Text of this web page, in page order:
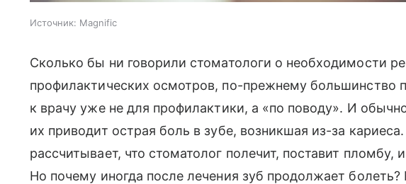
Источник: Magnific
Сколько бы ни говорили стоматологи о необходимости
профилактических осмотров, по-прежнему большинство
к врачу уже не для профилактики, а «по поводу». И
их приводит острая боль в зубе, возникшая из-за
рассчитывает, что стоматолог полечит, поставит пломбу,
Но почему иногда после лечения зуб продолжает болеть?